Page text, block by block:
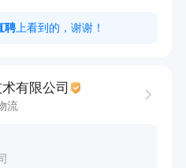
聘 上看到的，谢谢！
有限公司
流